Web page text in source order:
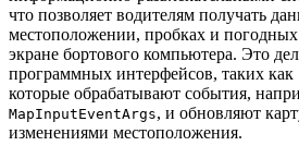
что позволяет водителям получать
местоположении, пробках и
экране бортового компьютера. Это
программных интерфейсов, таких как
которые обрабатывают события,
MapInputEventArgs, и обновляют
изменениями местоположения.